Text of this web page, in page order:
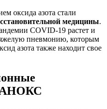
оксида азота стали
медицины.
COVID-19 растет и
пневмонию, которым
азота также находит свое